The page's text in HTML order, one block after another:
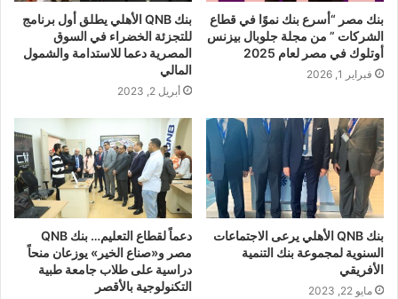
بنك مصر “أسرع بنك نموًا في قطاع
الشركات ” من مجلة جلوبال بيزنس
أوتلوك في مصر لعام 2025
فبراير 1, 2026
بنك QNB الأهلي يطلق أول برنامج
للتجزئة الخضراء في السوق
المصرية دعما للاستدامة والشمول
المالي
أبريل 2, 2023
بنك QNB الأهلي يرعى الاجتماعات
السنوية لمجموعة بنك التنمية
الأفريقي
مايو 22, 2023
دعماً لقطاع التعليم… بنك QNB
مصر و«صناع الخير» يوزعان منحاً
دراسية على طلاب جامعة طبية
التكنولوجية بالأقصر